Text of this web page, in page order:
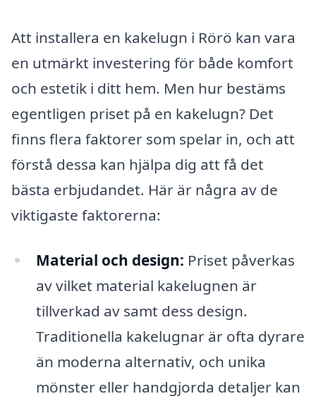
Att installera en kakelugn i Rörö kan vara
en utmärkt investering för både komfort
och estetik i ditt hem. Men hur bestäms
egentligen priset på en kakelugn? Det
finns flera faktorer som spelar in, och att
förstå dessa kan hjälpa dig att få det
bästa erbjudandet. Här är några av de
viktigaste faktorerna:
Material och design: Priset påverkas
av vilket material kakelugnen är
tillverkad av samt dess design.
Traditionella kakelugnar är ofta dyrare
än moderna alternativ, och unika
mönster eller handgjorda detaljer kan